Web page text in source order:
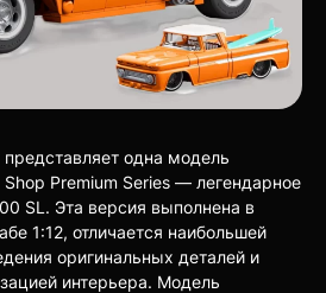
одна модель
Premium Series — легендарное
SL. Эта версия выполнена в
1:12, отличается наибольшей
оригинальных деталей и
интерьера. Модель